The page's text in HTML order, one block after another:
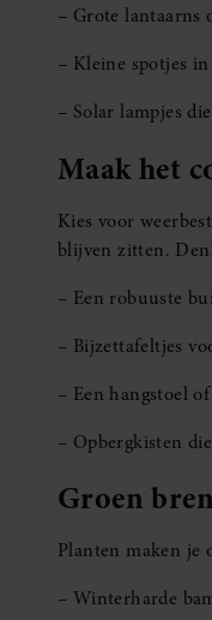
– Grote lantaarns
– Kleine spotjes in
– Solar lampjes
Maak het
Kies voor
blijven zitten.
– Een robuuste
– Bijzettafeltjes
– Een hangstoel
– Opbergkisten
Groen
Planten maken je
– Winterharde